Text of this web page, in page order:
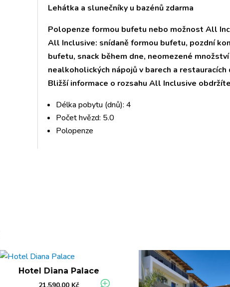
Lehátka a slunečníky u bazénů zdarma
Polopenze formou bufetu nebo možnost All
All Inclusive: snídaně formou bufetu, pozdní
bufetu, snack během dne, neomezené
nealkoholických nápojů v barech a
Bližší informace o rozsahu All Inclusive
Délka pobytu (dnů): 4
Počet hvězd: 5.0
Polopenze
Hotel Diana Palace